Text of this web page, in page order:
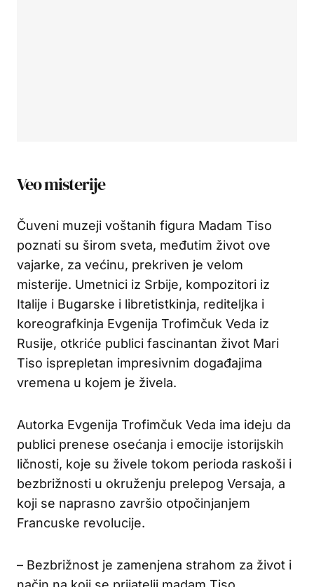
Veo misterije
Čuveni muzeji voštanih figura Madam Tiso
poznati su širom sveta, međutim život ove
vajarke, za većinu, prekriven je velom
misterije. Umetnici iz Srbije, kompozitori iz
Italije i Bugarske i libretistkinja, rediteljka i
koreografkinja Evgenija Trofimčuk Veda iz
Rusije, otkriće publici fascinantan život Mari
Tiso isprepletan impresivnim događajima
vremena u kojem je živela.
Autorka Evgenija Trofimčuk Veda ima ideju da
publici prenese osećanja i emocije istorijskih
ličnosti, koje su živele tokom perioda raskoši i
bezbrižnosti u okruženju prelepog Versaja, a
koji se naprasno završio otpočinjanjem
Francuske revolucije.
– Bezbrižnost je zamenjena strahom za život i